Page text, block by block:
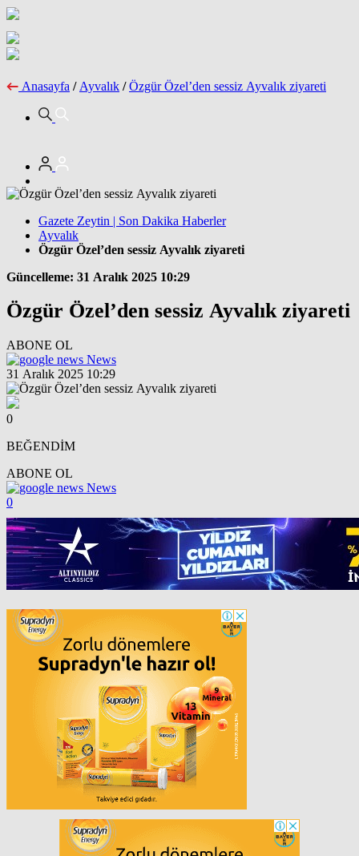
Anasayfa / Ayvalık / Özgür Özel’den sessiz Ayvalık ziyareti
Gazete Zeytin | Son Dakika Haberler
Ayvalık
Özgür Özel’den sessiz Ayvalık ziyareti
Güncelleme: 31 Aralık 2025 10:29
Özgür Özel’den sessiz Ayvalık ziyareti
ABONE OL
News
31 Aralık 2025 10:29
0
BEĞENDİM
ABONE OL
News
0